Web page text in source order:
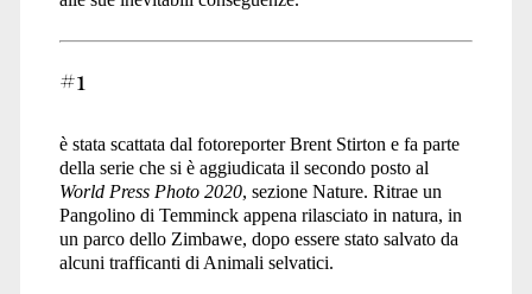
#1
è stata scattata dal fotoreporter Brent Stirton e fa parte
della serie che si è aggiudicata il secondo posto al
World Press Photo 2020, sezione Nature. Ritrae un
Pangolino di Temminck appena rilasciato in natura, in
un parco dello Zimbawe, dopo essere stato salvato da
alcuni trafficanti di Animali selvatici.